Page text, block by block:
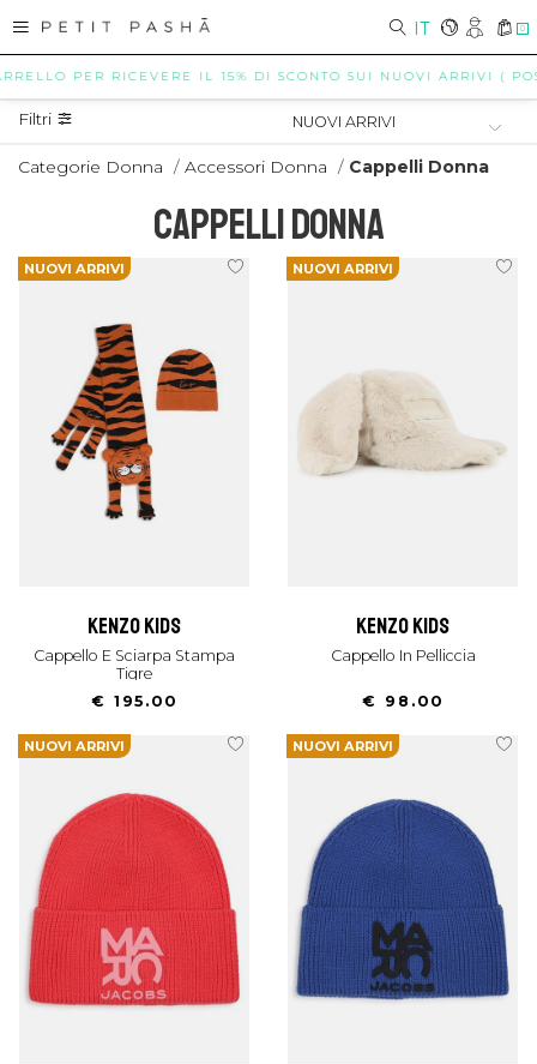
IT 0
PER RICEVERE IL 15% DI SCONTO SUI NUOVI ARRIVI (
Filtri
Categorie Donna / Accessori Donna / Cappelli Donna
CAPPELLI DONNA
NUOVI ARRIVI
kenzo kids
Cappello E Sciarpa Stampa
Tigre
€ 195.00
NUOVI ARRIVI
kenzo kids
Cappello In Pelliccia
€ 98.00
NUOVI ARRIVI NUOVI ARRIVI